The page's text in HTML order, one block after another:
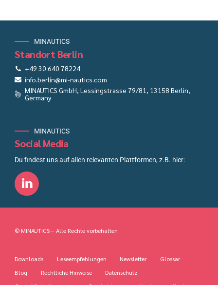
MINAUTICS
Standort Berlin
+49 30 640 78224
info.berlin@mi-nautics.com
MINAUTICS GmbH, Lessingstrasse 79/81, 13158 Berlin,
Germany
MINAUTICS
Social Media
Du findest uns auf allen relevanten Plattformen, z.B. hier:
© MINAUTICS – Alle Rechte vorbehalten
Downloads Leseempfehlungen Newsletter
Glossar
Blog
Rechtliche Hinweise
Datenschutz